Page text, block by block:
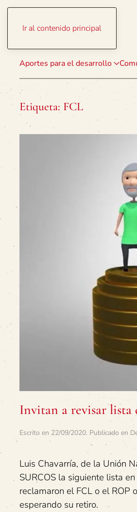
Ir al contenido principal
Aportes para el desarrollo
Etiqueta: FCL
Invitan a revisar lista
Escrito en 22/09/2020. Publicado en
Luis Chavarría, de la Unión
SURCOS la siguiente lista
reclamaron el FCL o el ROP
esperando su retiro.